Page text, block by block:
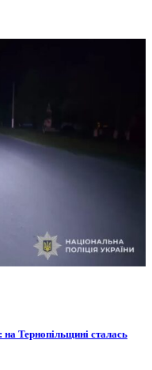
на Тернопільщині сталась